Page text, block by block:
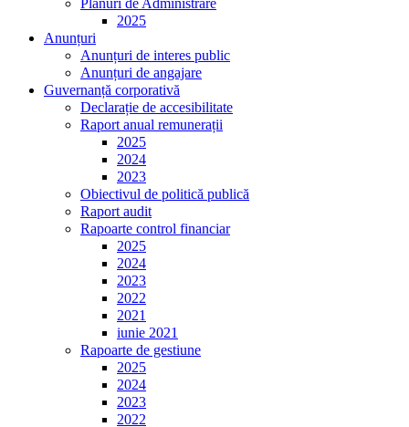
Planuri de Administrare
2025
Anunțuri
Anunțuri de interes public
Anunțuri de angajare
Guvernanță corporativă
Declarație de accesibilitate
Raport anual remunerații
2025
2024
2023
Obiectivul de politică publică
Raport audit
Rapoarte control financiar
2025
2024
2023
2022
2021
iunie 2021
Rapoarte de gestiune
2025
2024
2023
2022